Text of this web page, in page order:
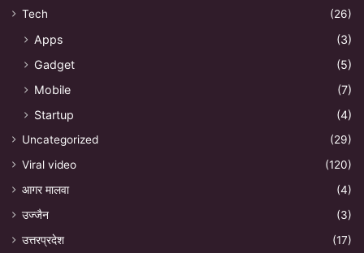
Tech
(26)
Apps
(3)
Gadget
(5)
Mobile
(7)
Startup
(4)
Uncategorized
(29)
Viral video
(120)
आगर मालवा
(4)
उज्जैन
(3)
उत्तरप्रदेश
(17)